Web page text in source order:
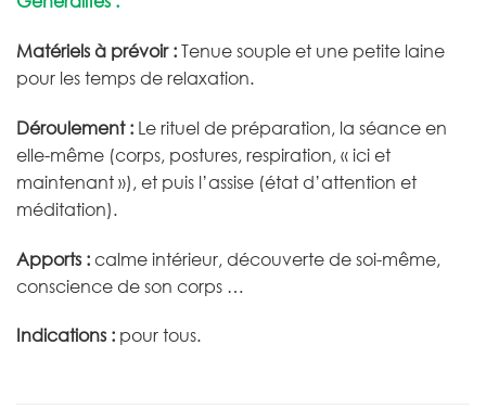
Matériels à prévoir :Tenue souple et une petite laine
pour les temps de relaxation.
Déroulement : Le rituel de préparation, la séance en
elle-même (corps, postures, respiration, « ici et
maintenant »), et puis l’assise (état d’attention et
méditation).
Apports :calme intérieur, découverte de soi-même,
conscience de son corps …
Indications : pour tous.